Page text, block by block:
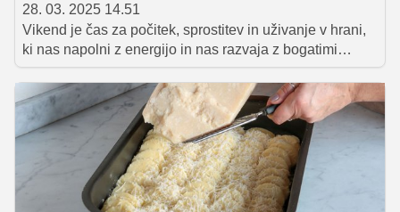
28. 03. 2025 14.51
Vikend je čas za počitek, sprostitev in uživanje v hrani,
ki nas napolni z energijo in nas razvaja z bogatimi
okusi. Ko si želite malce predahniti po dolgem in
napornem tednu ter si povrniti novih moči, so idealna
izbira jedi, ki združujejo preprostost priprave in bogastvo
domačih okusov. Predstavljamo vam nekaj idej za
vikend obroke, ki bodo postali vaša nova najljubša